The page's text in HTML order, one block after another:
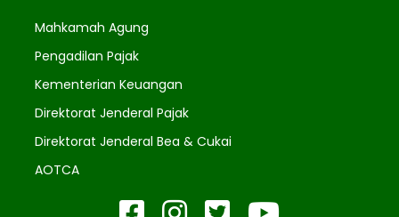
Mahkamah Agung
Pengadilan Pajak
Kementerian Keuangan
Direktorat Jenderal Pajak
Direktorat Jenderal Bea & Cukai
AOTCA